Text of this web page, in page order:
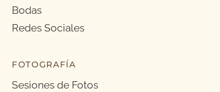
Bodas
Redes Sociales
FOTOGRAFÍA
Sesiones de Fotos